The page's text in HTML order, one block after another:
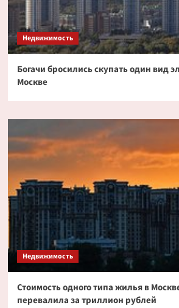
Недвижимость
Богачи бросились скупать один вид
Москве
Недвижимость
Стоимость одного типа жилья в
перевалила за триллион рублей